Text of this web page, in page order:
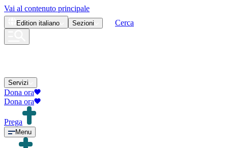
Vai al contenuto principale
Edition italiano Sezioni Cerca
Servizi
Dona ora
Dona ora
Prega
Menu